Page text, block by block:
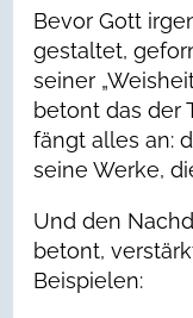
Bevor Gott
gestaltet,
seiner
betont das der
fängt alles an:
seine Werke,
Und den
betont,
Beispielen: